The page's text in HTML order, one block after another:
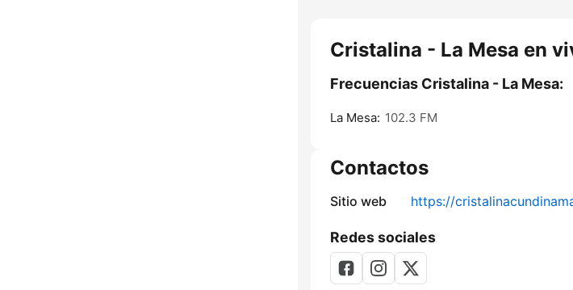
Cristalina - La Mesa en
Frecuencias Cristalina - La Mesa:
La Mesa: 102.3 FM
Contactos
Sitio web https://
Redes sociales